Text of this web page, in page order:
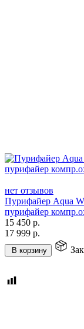
нет отзывов
Пурифайер Aqua
пурифайер
15 450 р.
17 999 р.
В корзину